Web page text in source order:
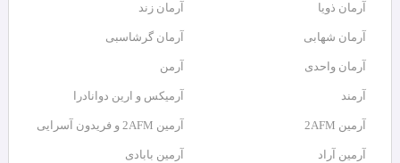
آرمان ذویا آرمان زند
آرمان شهابی آرمان گرشاسبی
آرمان واحدی آرمن
آرمند آرمیکس و ارین دوانادرا
آرمین 2AFM آرمین 2AFM و فریدون آسرایی
آرمین آراد آرمین بابادی